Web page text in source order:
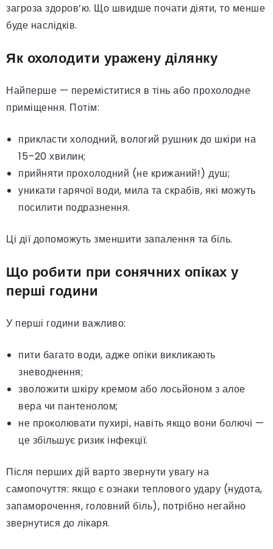
загроза здоров’ю. Що швидше почати діяти, то менше
буде наслідків.
Як охолодити уражену ділянку
Найперше — переміститися в тінь або прохолодне
приміщення. Потім:
прикласти холодний, вологий рушник до шкіри на
15–20 хвилин;
прийняти прохолодний (не крижаний!) душ;
уникати гарячої води, мила та скрабів, які можуть
посилити подразнення.
Ці дії допоможуть зменшити запалення та біль.
Що робити при сонячних опіках у
перші години
У перші години важливо:
пити багато води, адже опіки викликають
зневоднення;
зволожити шкіру кремом або лосьйоном з алое
вера чи пантенолом;
не проколювати пухирі, навіть якщо вони болючі —
це збільшує ризик інфекції.
Після перших дій варто звернути увагу на
самопочуття: якщо є ознаки теплового удару (нудота,
запаморочення, головний біль), потрібно негайно
звернутися до лікаря.